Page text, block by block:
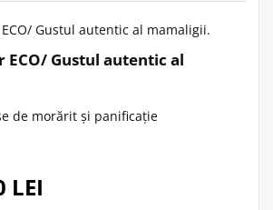
ECO/ Gustul autentic al
de morărit și panificație
LEI